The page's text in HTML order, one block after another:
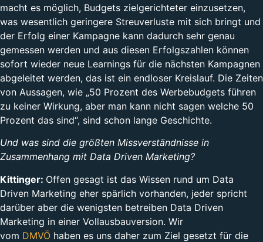
macht es möglich, Budgets zielgerichteter einzusetzen,
was wesentlich geringere Streuverluste mit sich bringt und
der Erfolg einer Kampagne kann dadurch sehr genau
gemessen werden und aus diesen Erfolgszahlen können
sofort wieder neue Learnings für die nächsten Kampagnen
abgeleitet werden, das ist ein endloser Kreislauf. Die Zeiten
von Aussagen, wie „50 Prozent des Werbebudgets führen
zu keiner Wirkung, aber man kann nicht sagen welche 50
Prozent das sind“, sind schon lange Geschichte.
Und was sind die größten Missverständnisse in
Zusammenhang mit Data Driven Marketing?
Kittinger: Offen gesagt ist das Wissen rund um Data
Driven Marketing eher spärlich vorhanden, jeder spricht
darüber aber die wenigsten betreiben Data Driven
Marketing in einer Vollausbauversion. Wir
vom DMVÖ haben es uns daher zum Ziel gesetzt für die